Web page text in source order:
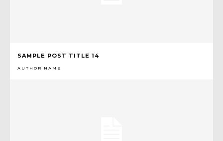
SAMPLE POST TITLE 14
AUTHOR NAME